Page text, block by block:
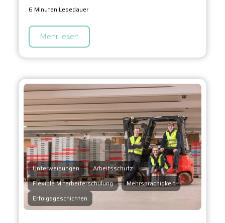
6 Minuten Lesedauer
Mehr lesen
Unterweisungen , Arbeitsschutz ,
Flexible Mitarbeiterschulung , Mehrsprachigkeit ,
Erfolgsgeschichten